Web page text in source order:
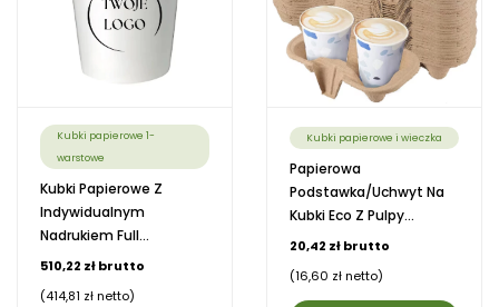
Kubki papierowe 1-
warstowe
Kubki Papierowe Z
Indywidualnym
Nadrukiem Full...
510,22 zł brutto
(414,81 zł netto)
Kubki papierowe i wieczka
Papierowa
Podstawka/uchwyt Na
Kubki Eco Z Pulpy...
20,42 zł brutto
(16,60 zł netto)